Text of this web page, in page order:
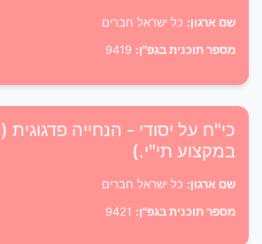
שם ארגון: כל ישראל חברים
מספר תוכנית בגפ"ן:
כי"ח על יסודי - הנחייה פדגוגית
במקצוע תי"י.)
שם ארגון: כל ישראל חברים
מספר תוכנית בגפ"ן: